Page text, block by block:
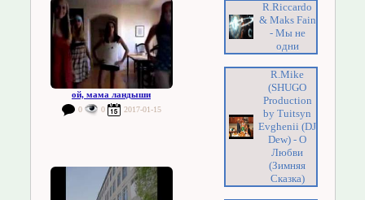
ой, мама ландыши
0 0 2017-01-15
R.Riccardo
& Maks Fain
- Мы не
одни
R.Mike
(SHUGO
Production
by Tuitsyn
Evghenii (DJ
Dew) - О
Любви
(Зимняя
Сказка)